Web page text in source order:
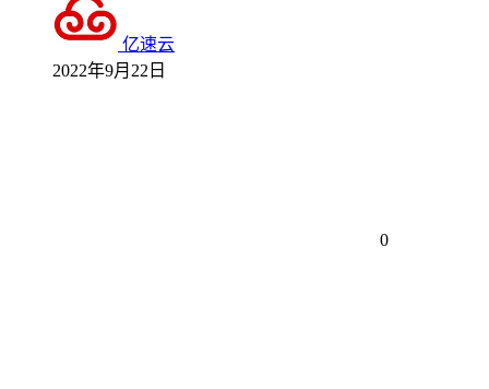
亿速云
2022年9月22日
0